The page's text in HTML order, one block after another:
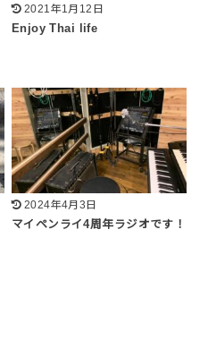
2021年1月12日
Enjoy Thai life
2024年4月3日
マイペンライ4周年ラジオです！